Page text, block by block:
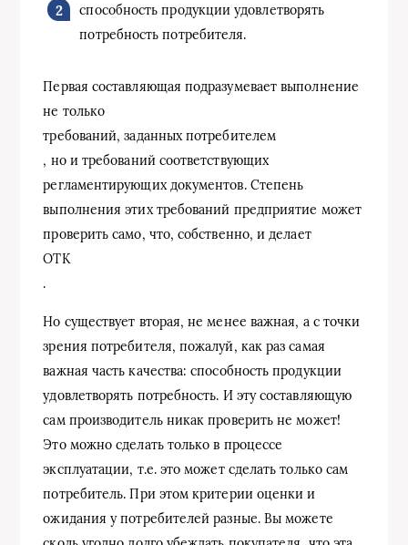
способность продукции удовлетворять
потребность потребителя.
Первая составляющая подразумевает выполнение
не только
требований, заданных потребителем
, но и требований соответствующих
регламентирующих документов. Степень
выполнения этих требований предприятие может
проверить само, что, собственно, и делает
ОТК
.
Но существует вторая, не менее важная, а с точки
зрения потребителя, пожалуй, как раз самая
важная часть качества: способность продукции
удовлетворять потребность. И эту составляющую
сам производитель никак проверить не может!
Это можно сделать только в процессе
эксплуатации, т.е. это может сделать только сам
потребитель. При этом критерии оценки и
ожидания у потребителей разные. Вы можете